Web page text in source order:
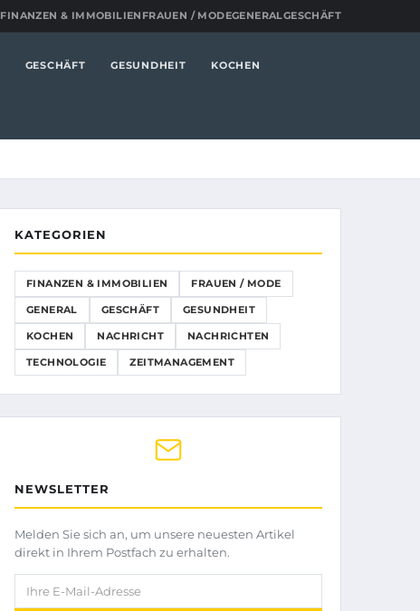
FINANZEN & IMMOBILIEN FRAUEN / MODEGENERALGESCHÄFT
GESCHÄFT GESUNDHEIT KOCHEN
KATEGORIEN
FINANZEN & IMMOBILIEN FRAUEN / MODE
GENERAL GESCHÄFT GESUNDHEIT
KOCHEN NACHRICHT NACHRICHTEN
TECHNOLOGIE ZEITMANAGEMENT
NEWSLETTER
Melden Sie sich an, um unsere neuesten Artikel
direkt in Ihrem Postfach zu erhalten.
Ihre E-Mail-Adresse